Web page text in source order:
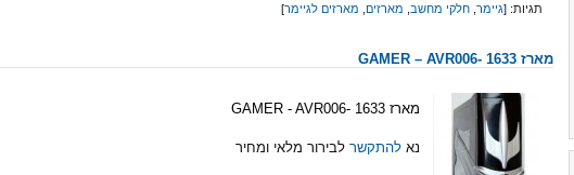
תגיות: [גיימר חלקי מחשב מארזים מארזים לגיימר]
מארז 1633 -GAMER – AVR006
מארז 1633 -GAMER - AVR006
נא להתקשר לבירור מלאי ומחיר